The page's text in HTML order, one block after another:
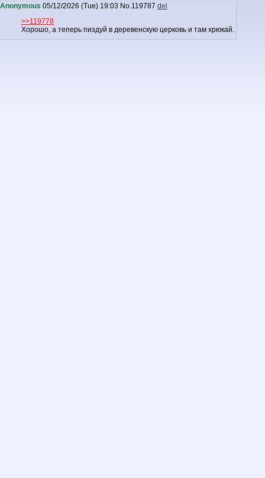
Anonymous 05/12/2026 (Tue) 19:03 No.119787 del
>>119778
Хорошо, а теперь пиздуй в деревенскую церковь и там хрюкай.